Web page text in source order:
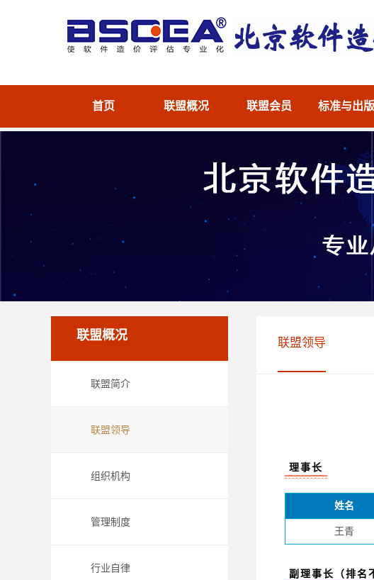
首页 联盟概况 联盟会员 标准与出
联盟概况
联盟简介
联盟领导
组织机构
管理制度
行业自律
联盟领导
理事长
姓名
王青
副理事长（排名